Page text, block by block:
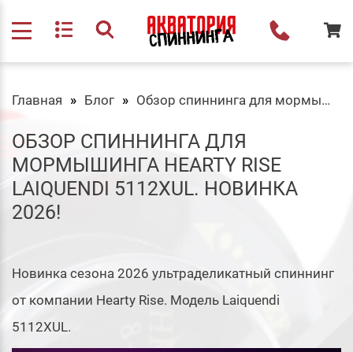
Главная Блог Обзор спиннинга для мормышинга Hearty Rise Laiquendi 5112XUL. Новинка 2026!
ОБЗОР СПИННИНГА ДЛЯ
МОРМЫШИНГА HEARTY RISE
LAIQUENDI 5112XUL. НОВИНКА
2026!
Новинка сезона 2026 ультраделикатный спиннинг
от компании Hearty Rise. Модель Laiquendi
5112XUL.